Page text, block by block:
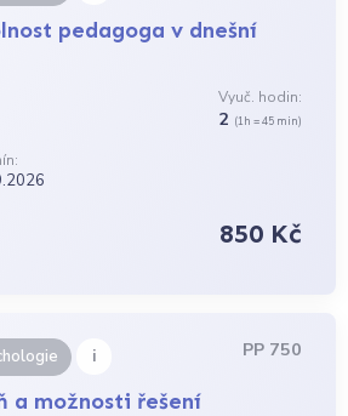
pedagoga v dnešní
Vyuč. hodin:
2 (1h = 45 min)
850 Kč
i PP 750
a možnosti řešení